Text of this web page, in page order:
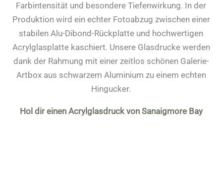
Farbintensität und besondere Tiefenwirkung. In der
Produktion wird ein echter Fotoabzug zwischen einer
stabilen Alu-Dibond-Rückplatte und hochwertigen
Acrylglasplatte kaschiert. Unsere Glasdrucke werden
dank der Rahmung mit einer zeitlos schönen Galerie-
Artbox aus schwarzem Aluminium zu einem echten
Hingucker.
Hol dir einen Acrylglasdruck von Sanaigmore Bay